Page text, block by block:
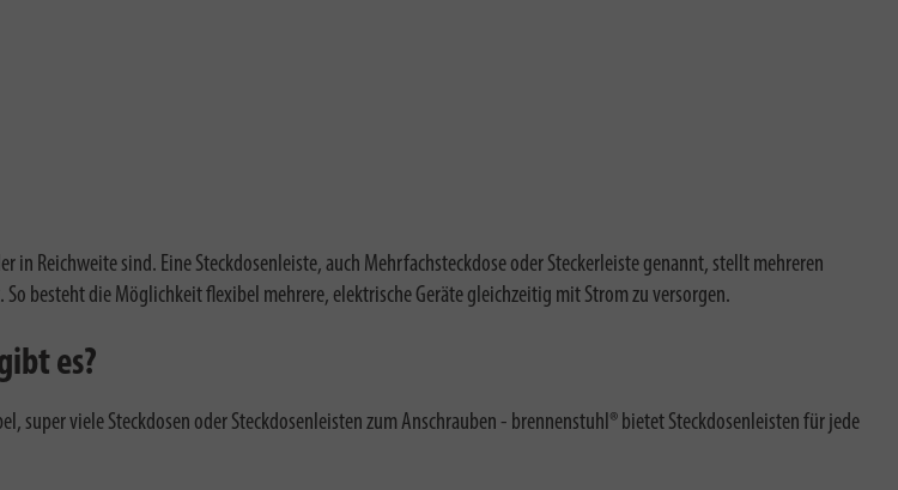
Reichweite sind. Eine Steckdosenleiste, auch Mehrfachsteckdose oder Steckerleiste genannt, stellt mehreren
besteht die Möglichkeit flexibel mehrere, elektrische Geräte gleichzeitig mit Strom zu versorgen.
es?
super viele Steckdosen oder Steckdosenleisten zum Anschrauben - brennenstuhl® bietet Steckdosenleisten für jede